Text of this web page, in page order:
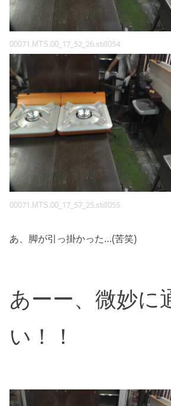
00071.MTS.00_17_52_26.still054
00071.MTS.00_17_57_25.still055
あ、脚が引っ掛かった…(苦笑)
あーー、微妙に
い！！